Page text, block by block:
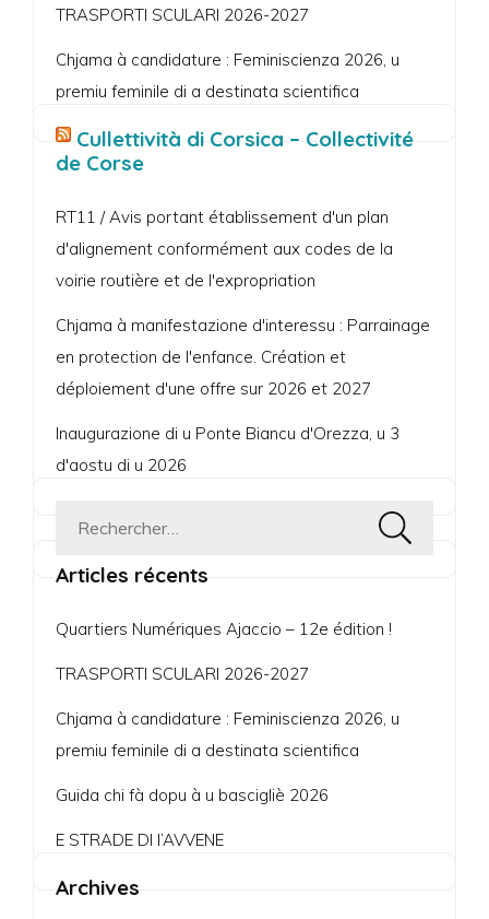
TRASPORTI SCULARI 2026-2027
Chjama à candidature : Feminiscienza 2026, u
premiu feminile di a destinata scientifica
Cullettività di Corsica – Collectivité
de Corse
RT11 / Avis portant établissement d'un plan
d'alignement conformément aux codes de la
voirie routière et de l'expropriation
Chjama à manifestazione d'interessu : Parrainage
en protection de l'enfance. Création et
déploiement d'une offre sur 2026 et 2027
Inaugurazione di u Ponte Biancu d'Orezza, u 3
d'aostu di u 2026
Rechercher :
Articles récents
Quartiers Numériques Ajaccio – 12e édition !
TRASPORTI SCULARI 2026-2027
Chjama à candidature : Feminiscienza 2026, u
premiu feminile di a destinata scientifica
Guida chi fà dopu à u bascigliè 2026
E STRADE DI l’AVVENE
Archives